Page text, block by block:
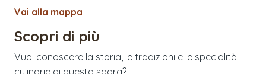
Vai alla mappa
Scopri di più
Vuoi conoscere la storia, le tradizioni e le specialità
culinarie di questa sagra?